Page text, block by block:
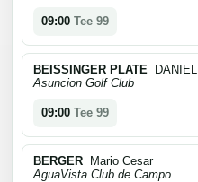
09:00 Tee 99
BEISSINGER PLATE DANIEL
Asuncion Golf Club
09:00 Tee 99
BERGER Mario Cesar
AguaVista Club de Campo